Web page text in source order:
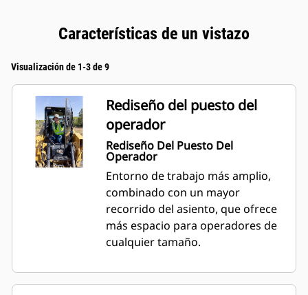
Características de un vistazo
Visualización de 1-3 de 9
Rediseño del puesto del
operador
Rediseño Del Puesto Del
Operador
Entorno de trabajo más amplio,
combinado con un mayor
recorrido del asiento, que ofrece
más espacio para operadores de
cualquier tamaño.